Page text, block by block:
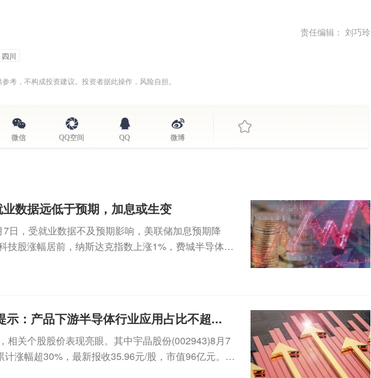
责任编辑： 刘巧玲
四川
考，不构成投资建议。投资者据此操作，风险自担。
微信 QQ空间 QQ 微博
数据远低于预期，加息或生变
日，受就业数据不及预期影响，美联储加息预期降
技股涨幅居前，纳斯达克指数上涨1%，费城半导体指
示：产品下游半导体行业应用占比不超...
相关个股股价表现亮眼。其中宇晶股份(002943)8月7
涨幅超30%，最新报收35.96元/股，市值96亿元。8